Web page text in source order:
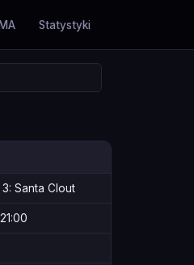
Statystyki
Santa Clout